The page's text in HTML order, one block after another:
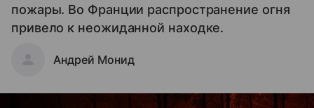
пожары. Во Франции распространение огня
привело к неожиданной находке.
Андрей Монид